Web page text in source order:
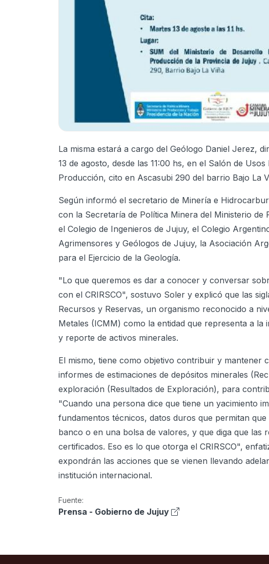
La misma estará a cargo del Geólogo Daniel Jerez,
13 de agosto, desde las 11:00 hs, en el Salón de
Producción, cito en Ascasubi 290 del barrio Bajo La
Según informó el secretario de Minería e
con la Secretaría de Política Minera del Ministerio
el Colegio de Ingenieros de Jujuy, el Colegio
Agrimensores y Geólogos de Jujuy, la Asociación
para el Ejercicio de la Geología.
"Lo que queremos es dar a conocer y conversar
con el CRIRSCO", sostuvo Soler y explicó que las
Recursos y Reservas, un organismo reconocido a
Metales (ICMM) como la entidad que representa a
y reporte de activos minerales.
El mismo, tiene como objetivo contribuir y mantener
informes de estimaciones de depósitos minerales
exploración (Resultados de Exploración), para
"Cuando una persona dice que tiene un yacimiento
fundamentos técnicos, datos duros que permitan
banco o en una bolsa de valores, y que diga que las
certificados. Eso es lo que otorga el CRIRSCO",
expondrán las acciones que se vienen llevando
institución internacional.
Fuente:
Prensa - Gobierno de Jujuy